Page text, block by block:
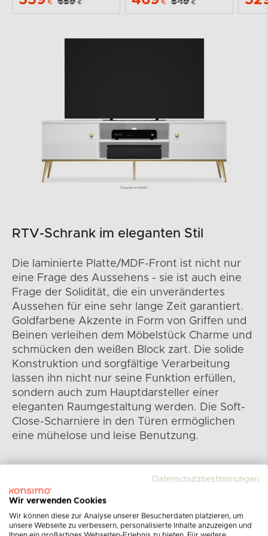
€ € € €
RTV-Schrank im eleganten Stil
Die laminierte Platte/MDF-Front ist nicht nur
eine Frage des Aussehens - sie ist auch eine
Frage der Solidität, die ein unverändertes
Aussehen für eine sehr lange Zeit garantiert.
Goldfarbene Akzente in Form von Griffen und
Beinen verleihen dem Möbelstück Charme und
schmücken den weißen Block zart. Die solide
Konstruktion und sorgfältige Verarbeitung
lassen ihn nicht nur seine Funktion erfüllen,
sondern auch zum Hauptdarsteller einer
eleganten Raumgestaltung werden. Die Soft-
Close-Scharniere in den Türen ermöglichen
eine mühelose und leise Benutzung.
Datenschutzbestimmungen
Wir verwenden Cookies
Wir können diese zur Analyse unserer Besucherdaten platzieren, um
unsere Webseite zu verbessern, personalisierte Inhalte anzuzeigen und